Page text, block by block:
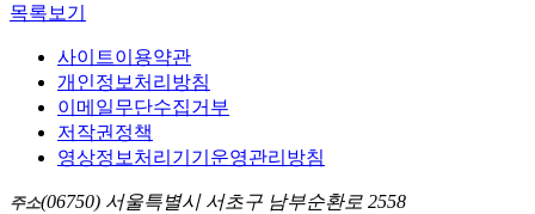
목록보기
사이트이용약관
개인정보처리방침
이메일무단수집거부
저작권정책
영상정보처리기기운영관리방침
주소(06750) 서울특별시 서초구 남부순환로 2558